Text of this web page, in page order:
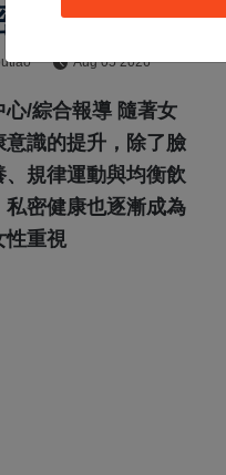
處一定會改
婦產科醫師
：定期評估
了解自身狀
Aug 05 2026
心/綜合報導 隨著女
意識的提升，除了臉
、規律運動與均衡飲
私密健康也逐漸成為
性重視